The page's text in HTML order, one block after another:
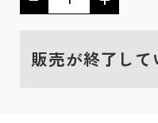
販売が終了し